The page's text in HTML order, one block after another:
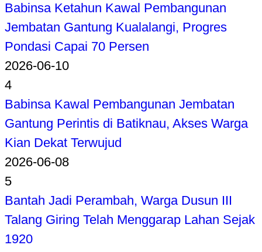
Babinsa Ketahun Kawal Pembangunan
Jembatan Gantung Kualalangi, Progres
Pondasi Capai 70 Persen
2026-06-10
4
Babinsa Kawal Pembangunan Jembatan
Gantung Perintis di Batiknau, Akses Warga
Kian Dekat Terwujud
2026-06-08
5
Bantah Jadi Perambah, Warga Dusun III
Talang Giring Telah Menggarap Lahan Sejak
1920